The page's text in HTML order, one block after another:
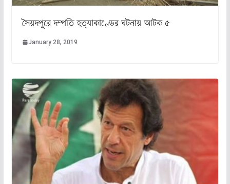
সৈয়দপুরে দম্পতি হত্যাকাণ্ডের ঘটনায় আটক ৫
January 28, 2019